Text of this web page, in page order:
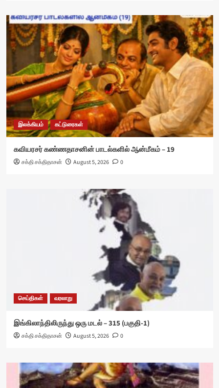
இலக்கியம் கட்டுரைகள்
கவியரசர் கண்ணதாசனின் பாடல்களில் ஆன்மீகம் – 19
சக்தி சக்திதாசன் August 5, 2026 0
செய்திகள் வரலாறு
இங்கிலாந்திலிருந்து ஒரு மடல் – 315 (பகுதி-1)
சக்தி சக்திதாசன் August 5, 2026 0